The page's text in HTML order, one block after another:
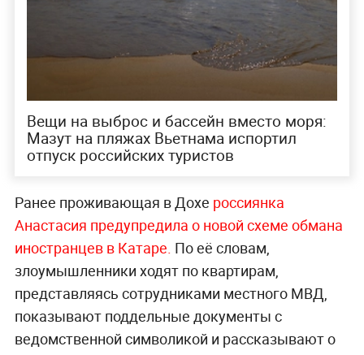
Вещи на выброс и бассейн вместо моря:
Мазут на пляжах Вьетнама испортил
отпуск российских туристов
Ранее проживающая в Дохе россиянка
Анастасия предупредила о новой схеме обмана
иностранцев в Катаре. По её словам,
злоумышленники ходят по квартирам,
представляясь сотрудниками местного МВД,
показывают поддельные документы с
ведомственной символикой и рассказывают о